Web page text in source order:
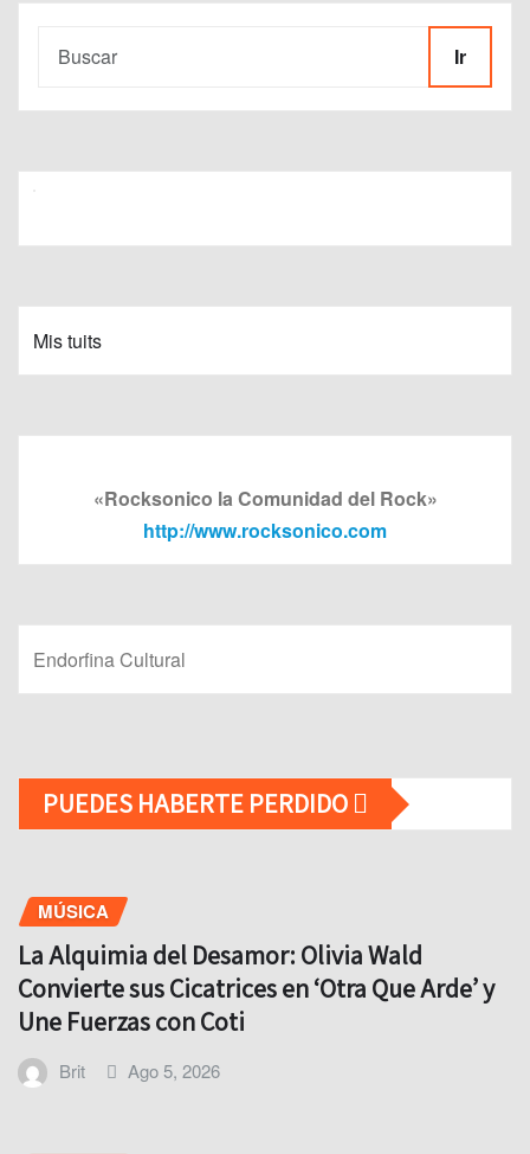
Ir
Mis tuits
«Rocksonico la Comunidad del Rock»
http://www.rocksonico.com
Endorfina Cultural
PUEDES HABERTE PERDIDO
MÚSICA
La Alquimia del Desamor: Olivia Wald
Convierte sus Cicatrices en ‘Otra Que Arde’ y
Une Fuerzas con Coti
Brit Ago 5, 2026